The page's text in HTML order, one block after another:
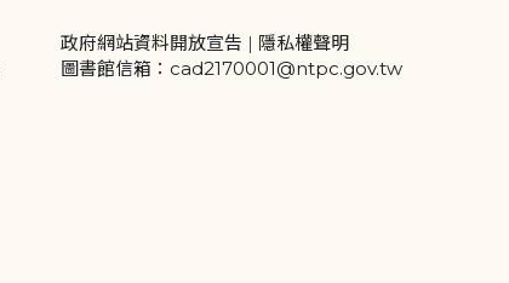
政府網站資料開放宣告 | 隱私權聲明
圖書館信箱：cad2170001@ntpc.gov.tw